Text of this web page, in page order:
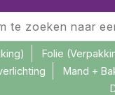
product not
Folie
Mand +